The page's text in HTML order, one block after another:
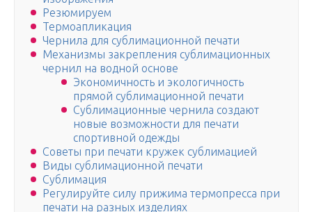
Резюмируем
Термоапликация
Чернила для сублимационной печати
Механизмы закрепления сублимационных
чернил на водной основе
Экономичность и экологичность
прямой сублимационной печати
Сублимационные чернила создают
новые возможности для печати
спортивной одежды
Советы при печати кружек сублимацией
Виды сублимационной печати
Сублимация
Регулируйте силу прижима термопресса при
печати на разных изделиях